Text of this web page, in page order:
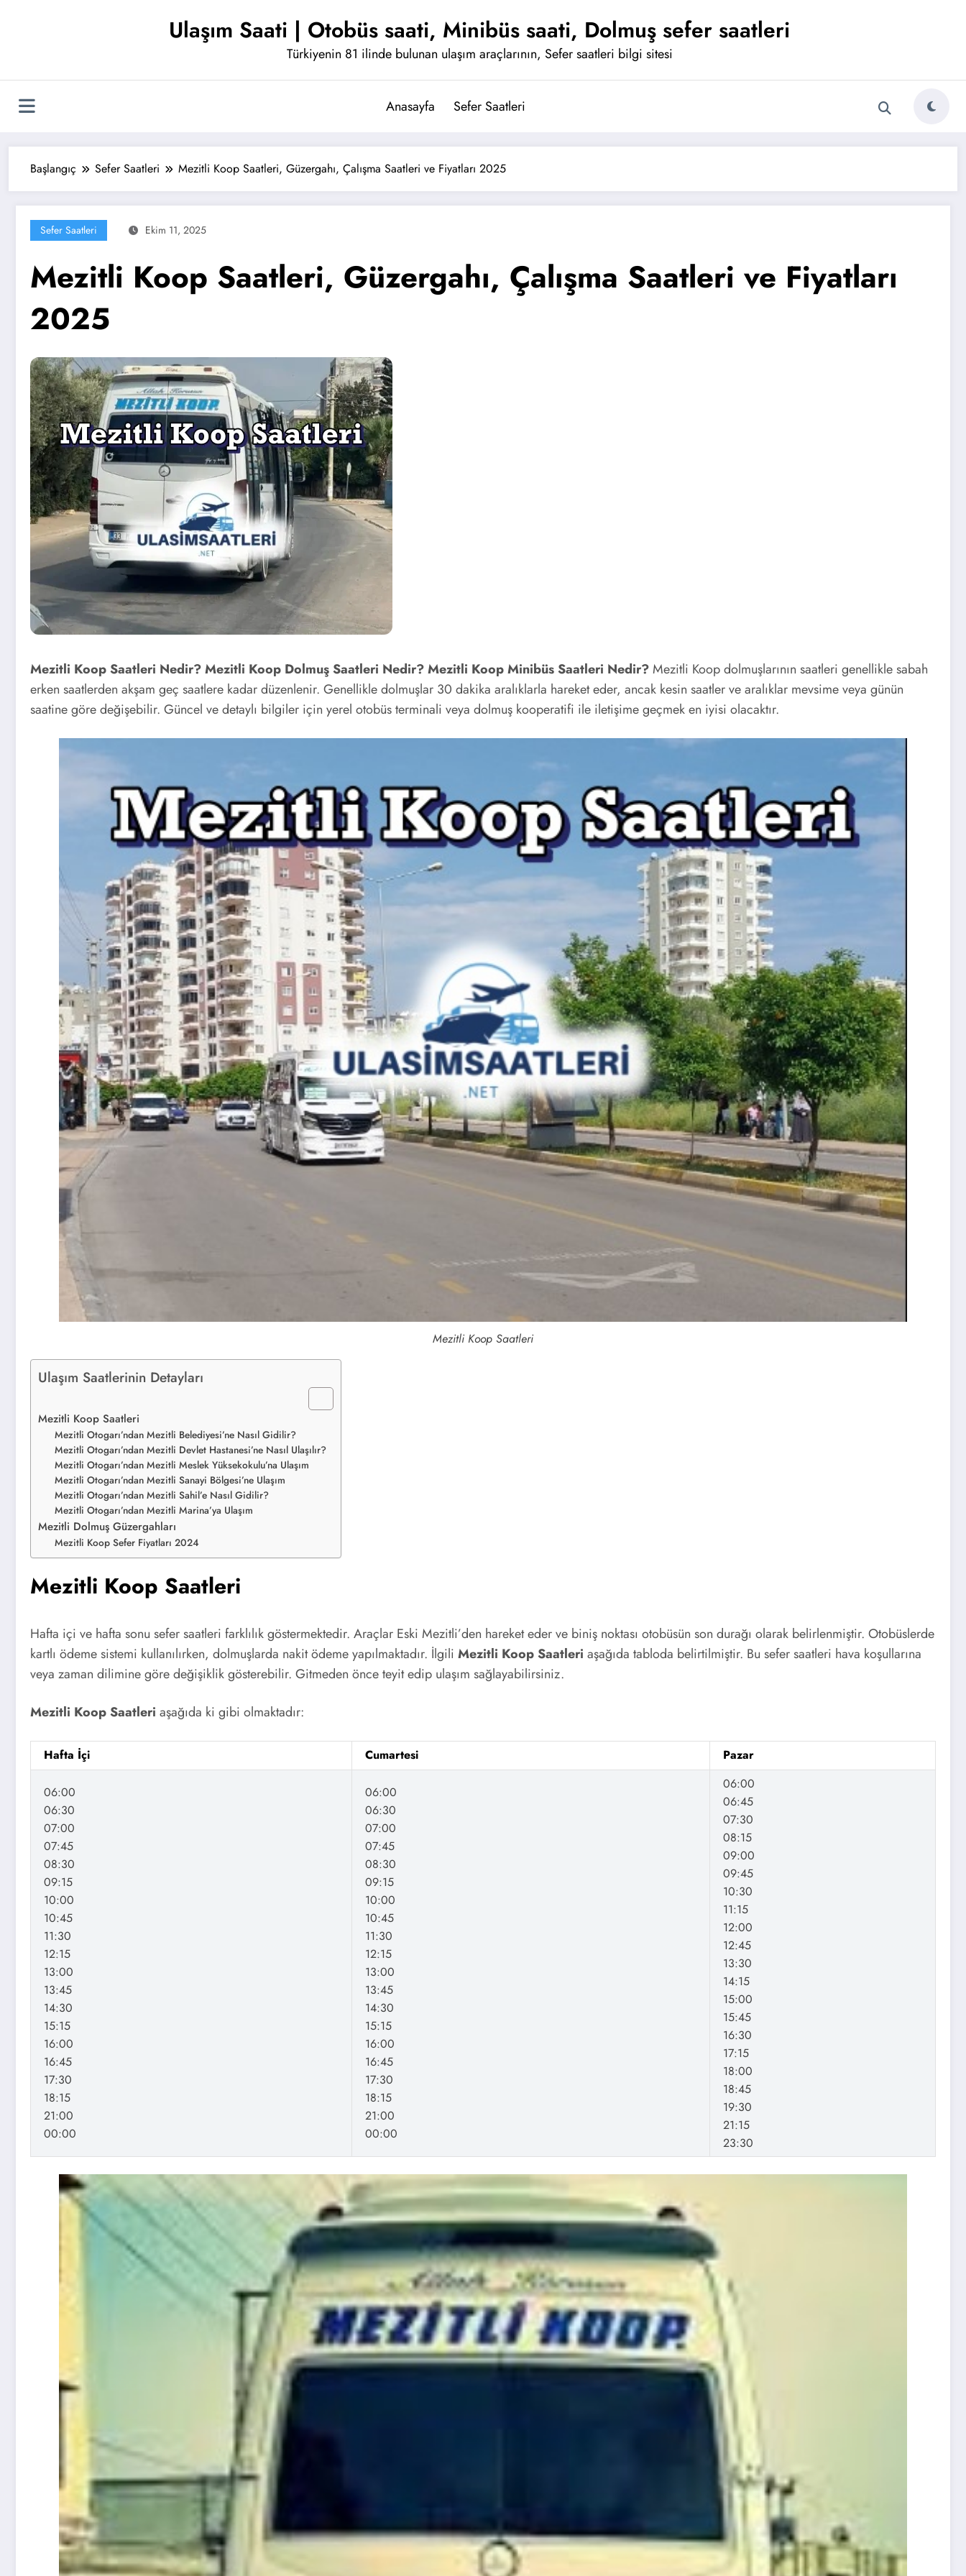
Ulaşım Saati | Otobüs saati, Minibüs saati, Dolmuş sefer saatleri
Türkiyenin 81 ilinde bulunan ulaşım araçlarının, Sefer saatleri bilgi sitesi
Anasayfa Sefer Saatleri
Başlangıç Sefer Saatleri Mezitli Koop Saatleri, Güzergahı, Çalışma Saatleri ve Fiyatları 2025
Sefer Saatleri Ekim 11, 2025
Mezitli Koop Saatleri, Güzergahı, Çalışma Saatleri ve Fiyatları
2025
Mezitli Koop Saatleri Nedir? Mezitli Koop Dolmuş Saatleri Nedir? Mezitli Koop Minibüs Saatleri Nedir?Mezitli Koop dolmuşlarının saatleri genellikle sabah
erken saatlerden akşam geç saatlere kadar düzenlenir. Genellikle dolmuşlar 30 dakika aralıklarla hareket eder, ancak kesin saatler ve aralıklar mevsime veya günün
saatine göre değişebilir. Güncel ve detaylı bilgiler için yerel otobüs terminali veya dolmuş kooperatifi ile iletişime geçmek en iyisi olacaktır.
Mezitli Koop Saatleri
Ulaşım Saatlerinin Detayları
Mezitli Koop Saatleri
Mezitli Otogarı’ndan Mezitli Belediyesi’ne Nasıl Gidilir?
Mezitli Otogarı’ndan Mezitli Devlet Hastanesi’ne Nasıl Ulaşılır?
Mezitli Otogarı’ndan Mezitli Meslek Yüksekokulu’na Ulaşım
Mezitli Otogarı’ndan Mezitli Sanayi Bölgesi’ne Ulaşım
Mezitli Otogarı’ndan Mezitli Sahil’e Nasıl Gidilir?
Mezitli Otogarı’ndan Mezitli Marina’ya Ulaşım
Mezitli Dolmuş Güzergahları
Mezitli Koop Sefer Fiyatları 2024
Mezitli Koop Saatleri
Hafta içi ve hafta sonu sefer saatleri farklılık göstermektedir. Araçlar Eski Mezitli’den hareket eder ve biniş noktası otobüsün son durağı olarak belirlenmiştir. Otobüslerde
kartlı ödeme sistemi kullanılırken, dolmuşlarda nakit ödeme yapılmaktadır. İlgili Mezitli Koop Saatleri aşağıda tabloda belirtilmiştir. Bu sefer saatleri hava koşullarına
veya zaman dilimine göre değişiklik gösterebilir. Gitmeden önce teyit edip ulaşım sağlayabilirsiniz.
Mezitli Koop Saatleri aşağıda ki gibi olmaktadır:
Hafta İçi Cumartesi Pazar
06:00
06:30
07:00
07:45
08:30
09:15
10:00
10:45
11:30
12:15
13:00
13:45
14:30
15:15
16:00
16:45
17:30
18:15
21:00
00:00
06:00
06:30
07:00
07:45
08:30
09:15
10:00
10:45
11:30
12:15
13:00
13:45
14:30
15:15
16:00
16:45
17:30
18:15
21:00
00:00
06:00
06:45
07:30
08:15
09:00
09:45
10:30
11:15
12:00
12:45
13:30
14:15
15:00
15:45
16:30
17:15
18:00
18:45
19:30
21:15
23:30